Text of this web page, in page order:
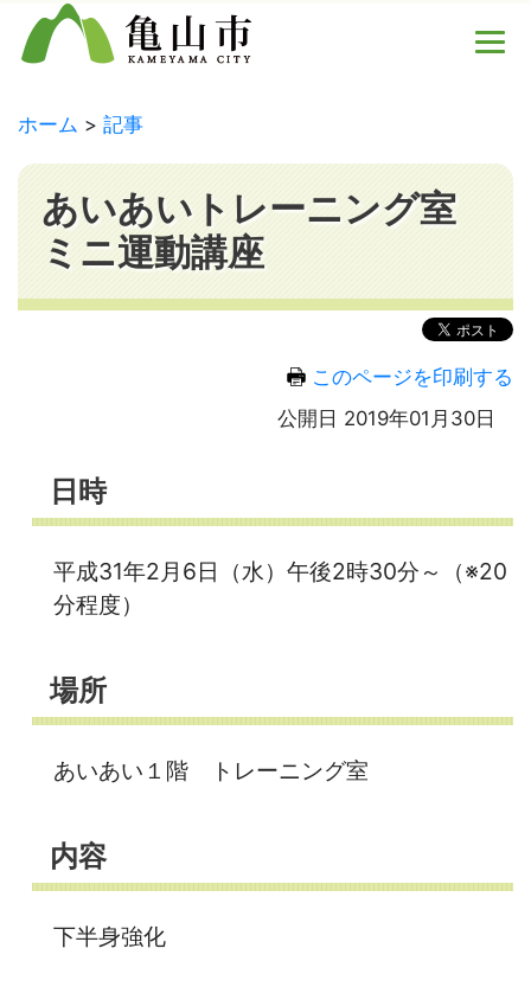
ホーム 記事
あいあいトレーニング室
ミニ運動講座
このページを印刷する
公開日 2019年01月30日
日時
平成31年2月6日（水）午後2時30分～（※20
分程度）
場所
あいあい１階 トレーニング室
内容
下半身強化